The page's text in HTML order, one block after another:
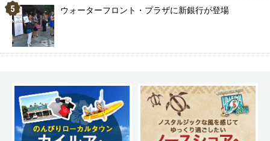
ウォーターフロント・プラザに新銀行が登場